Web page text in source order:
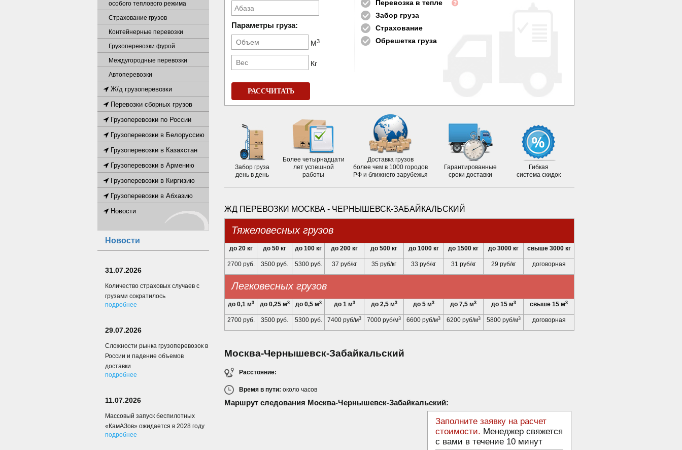
Абаза
Параметры груза:
М3
Кг
Перевозка в тепле
Забор груза
Страхование
Обрешетка груза
РАССЧИТАТЬ
Забор груза
день в день
Более четырнадцати
лет успешной
работы
Доставка грузов
более чем в 1000 городов
РФ и ближнего зарубежья
Гарантированные
сроки доставки
Гибкая
система скидок
ЖД ПЕРЕВОЗКИ МОСКВА - ЧЕРНЫШЕВСК-ЗАБАЙКАЛЬСКИЙ
Тяжеловесных грузов
до 20 кг до 50 кг до 100 кг до 200 кг до 500 кг до 1000 кг до 1500 кг до 3000 кг свыше 3000 кг
2700 руб. 3500 руб. 5300 руб. 37 руб/кг 35 руб/кг 33 руб/кг 31 руб/кг 29 руб/кг договорная
Легковесных грузов
до 0,1 м3 до 0,25 м3 до 0,5 м3 до 1 м3 до 2,5 м3 до 5 м3 до 7,5 м3 до 15 м3 свыше 15 м3
2700 руб. 3500 руб. 5300 руб. 7400 руб/м3 7000 руб/м3 6600 руб/м3 6200 руб/м3 5800 руб/м3 договорная
Москва-Чернышевск-Забайкальский
Расстояние:
Время в пути: около часов
Маршрут следования Москва-Чернышевск-Забайкальский:
Заполните заявку на расчет
стоимости. Менеджер свяжется
с вами в течение 10 минут
особого теплового режима
Страхование грузов
Контейнерные перевозки
Грузоперевозки фурой
Междугородные перевозки
Автоперевозки
Ж/д грузоперевозки
Перевозки сборных грузов
Грузоперевозки по России
Грузоперевозки в Белоруссию
Грузоперевозки в Казахстан
Грузоперевозки в Армению
Грузоперевозки в Киргизию
Грузоперевозки в Абхазию
Новости
Новости
31.07.2026
Количество страховых случаев с
грузами сократилось
подробнее
29.07.2026
Сложности рынка грузоперевозок в
России и падение объемов
доставки
подробнее
11.07.2026
Массовый запуск беспилотных
«КамАЗов» ожидается в 2028 году
подробнее